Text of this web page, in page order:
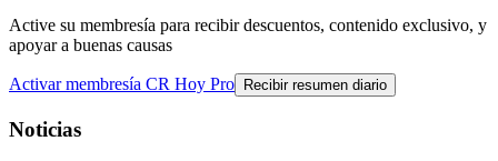
Active su membresía para recibir descuentos, contenido exclusivo, y
apoyar a buenas causas
Activar membresía CR Hoy Pro Recibir resumen diario
Noticias